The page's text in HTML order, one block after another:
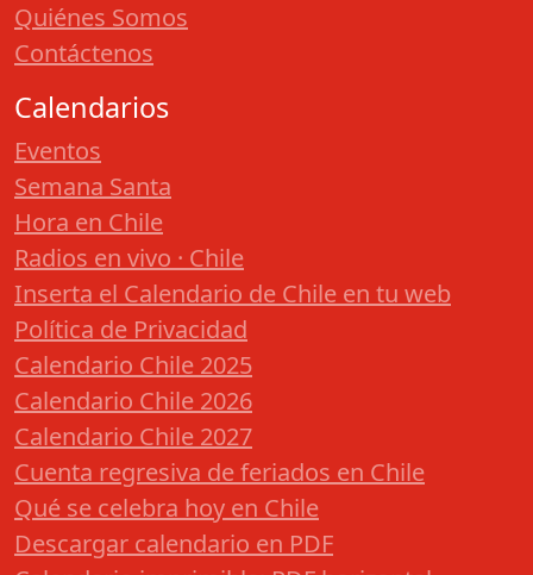
Quiénes Somos
Contáctenos
Calendarios
Eventos
Semana Santa
Hora en Chile
Radios en vivo · Chile
Inserta el Calendario de Chile en tu web
Política de Privacidad
Calendario Chile 2025
Calendario Chile 2026
Calendario Chile 2027
Cuenta regresiva de feriados en Chile
Qué se celebra hoy en Chile
Descargar calendario en PDF